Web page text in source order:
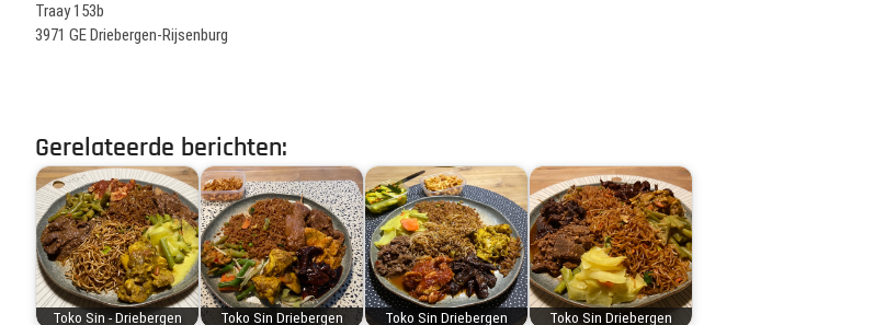
Traay 153b
3971 GE Driebergen-Rijsenburg
Gerelateerde berichten:
Toko Sin - Driebergen Toko Sin Driebergen Toko Sin Driebergen Toko Sin Driebergen